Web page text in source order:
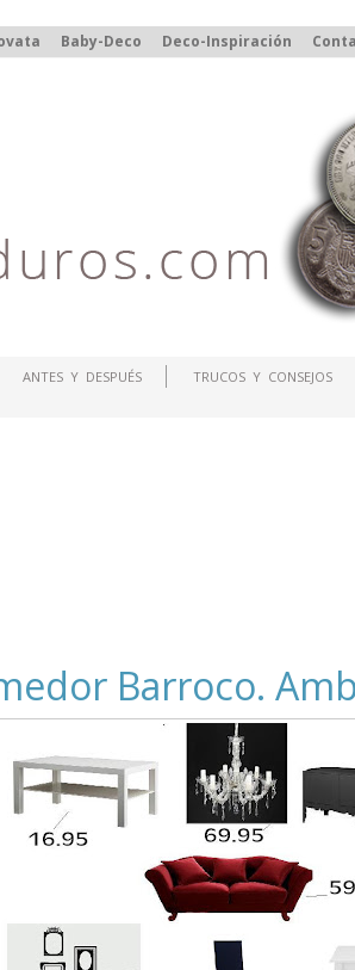
Baby-Deco Deco-Inspiración
ANTES Y DESPUÉS
TRUCOS Y CONSEJOS
Barroco.